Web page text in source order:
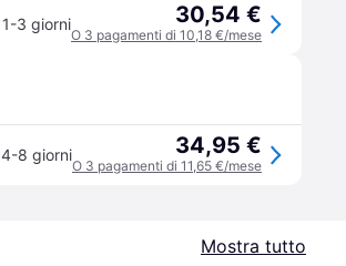
1-3 giorni 30,54 €
O 3 pagamenti di 10,18 €/mese
4-8 giorni 34,95 €
O 3 pagamenti di 11,65 €/mese
Mostra tutto